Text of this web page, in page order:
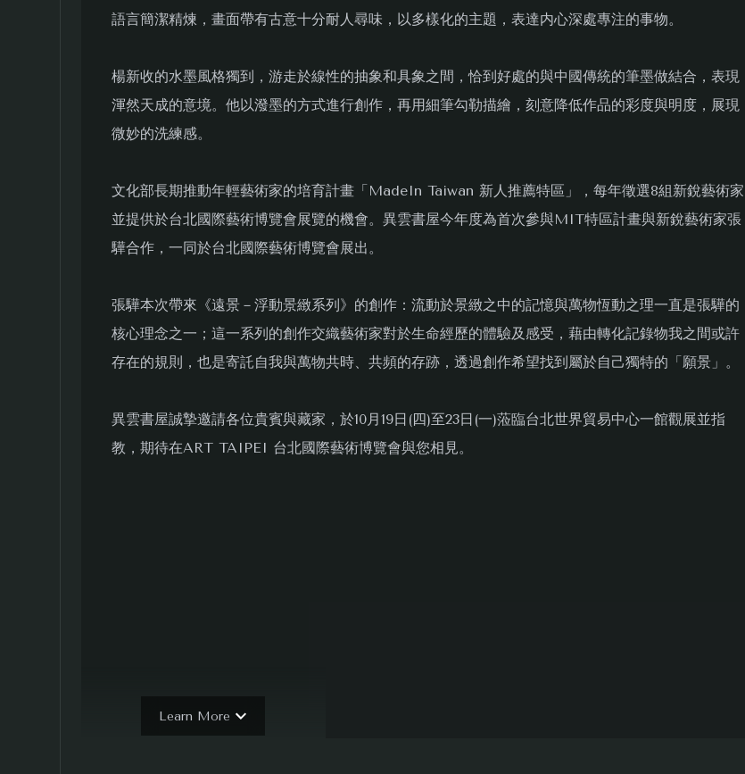
語言簡潔精煉，畫面帶有古意十分耐人尋味，以多樣化的主題，表達内心深處專注的事物。
楊新收的水墨風格獨到，游走於線性的抽象和具象之間，恰到好處的與中國傳統的筆墨做結合，表現
渾然天成的意境。他以潑墨的方式進行創作，再用細筆勾勒描繪，刻意降低作品的彩度與明度，展現
微妙的洗練感。
文化部長期推動年輕藝術家的培育計畫「MadeIn Taiwan 新人推薦特區」，每年徵選8組新銳藝術家
並提供於台北國際藝術博覽會展覽的機會。異雲書屋今年度為首次參與MIT特區計畫與新銳藝術家張
驊合作，一同於台北國際藝術博覽會展出。
張驊本次帶來《遠景－浮動景緻系列》的創作：流動於景緻之中的記憶與萬物恆動之理一直是張驊的
核心理念之一；這一系列的創作交織藝術家對於生命經歷的體驗及感受，藉由轉化記錄物我之間或許
存在的規則，也是寄託自我與萬物共時、共頻的存跡，透過創作希望找到屬於自己獨特的「願景」。
異雲書屋誠摯邀請各位貴賓與藏家，於10月19日(四)至23日(一)蒞臨台北世界貿易中心一館觀展並指
教，期待在ART TAIPEI 台北國際藝術博覽會與您相見。
Learn More